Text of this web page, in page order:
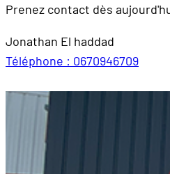
Prenez contact dès
Jonathan El haddad
Téléphone : 0670946709